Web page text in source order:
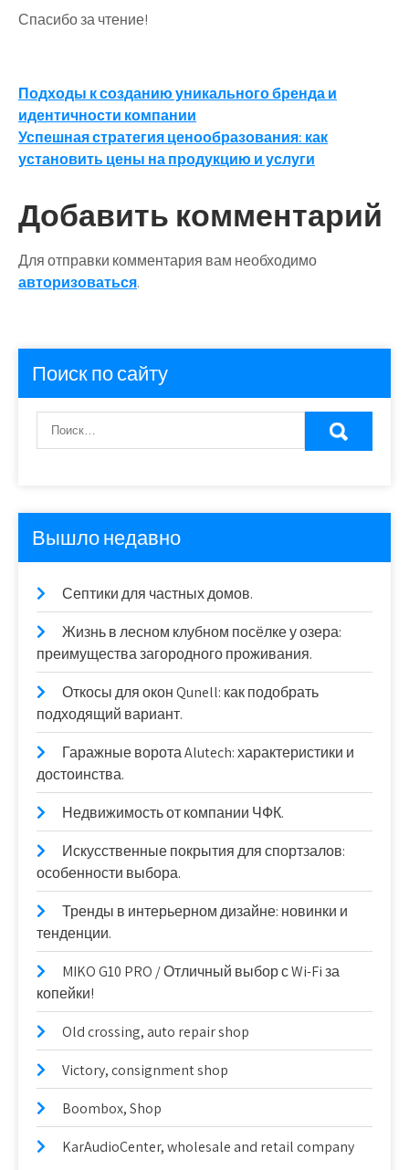
Спасибо за чтение!
Навигация
по
записям
Подходы к созданию уникального бренда и
идентичности компании
Успешная стратегия ценообразования: как
установить цены на продукцию и услуги
Добавить комментарий
Для отправки комментария вам необходимо
авторизоваться.
Поиск по сайту
Вышло недавно
Септики для частных домов.
Жизнь в лесном клубном посёлке у озера:
преимущества загородного проживания.
Откосы для окон Qunell: как подобрать
подходящий вариант.
Гаражные ворота Alutech: характеристики и
достоинства.
Недвижимость от компании ЧФК.
Искусственные покрытия для спортзалов:
особенности выбора.
Тренды в интерьерном дизайне: новинки и
тенденции.
MIKO G10 PRO / Отличный выбор с Wi-Fi за
копейки!
Old crossing, auto repair shop
Victory, consignment shop
Boombox, Shop
KarAudioCenter, wholesale and retail company